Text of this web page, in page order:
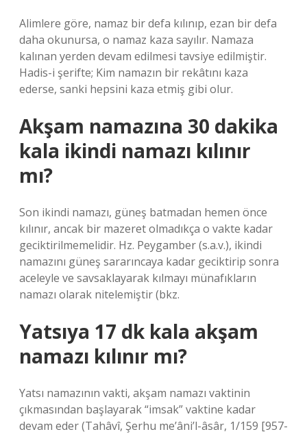
Alimlere göre, namaz bir defa kılınıp, ezan bir defa
daha okunursa, o namaz kaza sayılır. Namaza
kalınan yerden devam edilmesi tavsiye edilmiştir.
Hadis-i şerifte; Kim namazın bir rekâtını kaza
ederse, sanki hepsini kaza etmiş gibi olur.
Akşam namazına 30 dakika
kala ikindi namazı kılınır
mı?
Son ikindi namazı, güneş batmadan hemen önce
kılınır, ancak bir mazeret olmadıkça o vakte kadar
geciktirilmemelidir. Hz. Peygamber (s.a.v.), ikindi
namazını güneş sararıncaya kadar geciktirip sonra
aceleyle ve savsaklayarak kılmayı münafıkların
namazı olarak nitelemiştir (bkz.
Yatsıya 17 dk kala akşam
namazı kılınır mı?
Yatsı namazının vakti, akşam namazı vaktinin
çıkmasından başlayarak “imsak” vaktine kadar
devam eder (Tahâvî, Şerhu me’âni’l-âsâr, 1/159 [957-